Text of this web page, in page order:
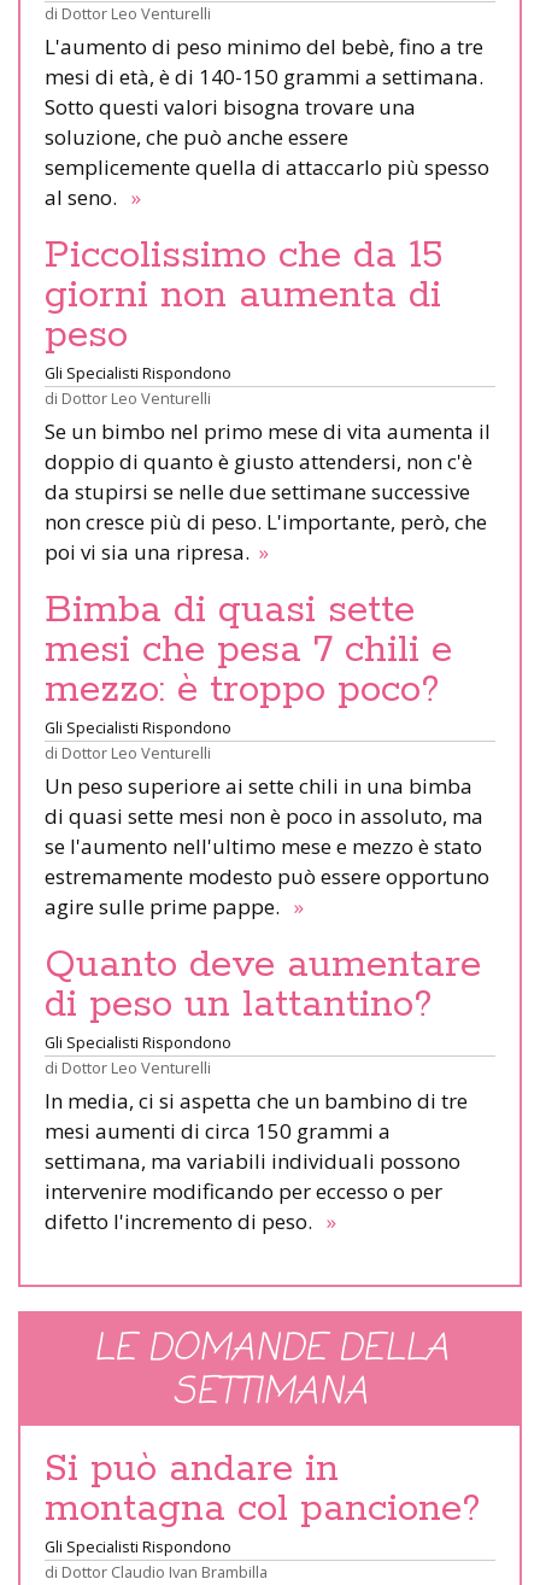
di Dottor Leo Venturelli
L'aumento di peso minimo del bebè, fino a tre
mesi di età, è di 140-150 grammi a settimana.
Sotto questi valori bisogna trovare una
soluzione, che può anche essere
semplicemente quella di attaccarlo più spesso
al seno. »
Piccolissimo che da 15
giorni non aumenta di
peso
Gli Specialisti Rispondono
di Dottor Leo Venturelli
Se un bimbo nel primo mese di vita aumenta il
doppio di quanto è giusto attendersi, non c'è
da stupirsi se nelle due settimane successive
non cresce più di peso. L'importante, però, che
poi vi sia una ripresa. »
Bimba di quasi sette
mesi che pesa 7 chili e
mezzo: è troppo poco?
Gli Specialisti Rispondono
di Dottor Leo Venturelli
Un peso superiore ai sette chili in una bimba
di quasi sette mesi non è poco in assoluto, ma
se l'aumento nell'ultimo mese e mezzo è stato
estremamente modesto può essere opportuno
agire sulle prime pappe. »
Quanto deve aumentare
di peso un lattantino?
Gli Specialisti Rispondono
di Dottor Leo Venturelli
In media, ci si aspetta che un bambino di tre
mesi aumenti di circa 150 grammi a
settimana, ma variabili individuali possono
intervenire modificando per eccesso o per
difetto l'incremento di peso. »
LE DOMANDE DELLA
SETTIMANA
Si può andare in
montagna col pancione?
Gli Specialisti Rispondono
di Dottor Claudio Ivan Brambilla